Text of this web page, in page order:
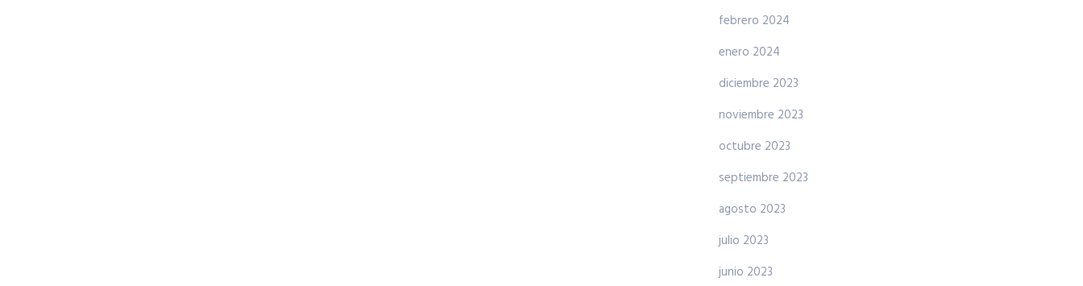
febrero 2024
enero 2024
diciembre 2023
noviembre 2023
octubre 2023
septiembre 2023
agosto 2023
julio 2023
junio 2023